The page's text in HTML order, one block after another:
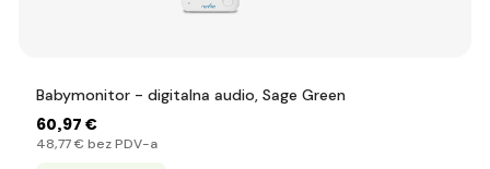
Babymonitor - digitalna audio, Sage Green
60,97 €
48,77 € bez PDV-a